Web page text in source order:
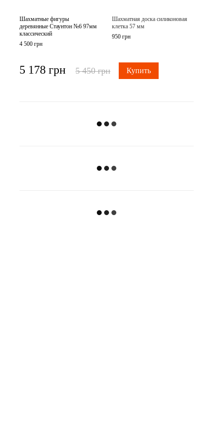
Шахматные фигуры
деревянные Стаунтон №6 97мм
классический
4 500 грн
Шахматная доска силиконовая
клетка 57 мм
950 грн
5 178 грн 5 450 грн Купить